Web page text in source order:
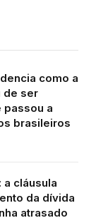
como a
de ser
passou a
brasileiros
cláusula
da dívida
atrasado